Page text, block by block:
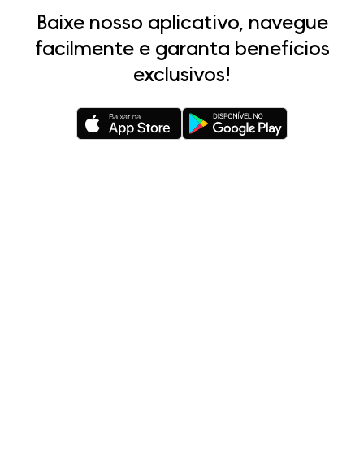
Baixe nosso aplicativo, navegue
facilmente e garanta benefícios
exclusivos!